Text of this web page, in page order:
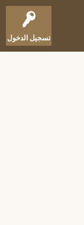
تسجيل الدخول